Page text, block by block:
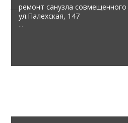
ремонт санузла совмещенного
ул.Палехская, 147
...